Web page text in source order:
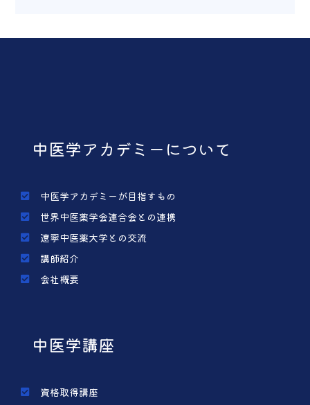
中医学アカデミーについて
中医学アカデミーが目指すもの
世界中医薬学会連合会との連携
遼寧中医薬大学との交流
講師紹介
会社概要
中医学講座
資格取得講座